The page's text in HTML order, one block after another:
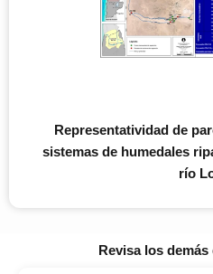
Representatividad de
sistemas de humedales
río
Revisa los